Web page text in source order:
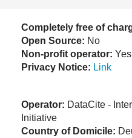
Completely free of
Open Source: No
Non-profit operator: Yes
Privacy Notice: Link
Operator: DataCite -
Initiative
Country of Domicile: